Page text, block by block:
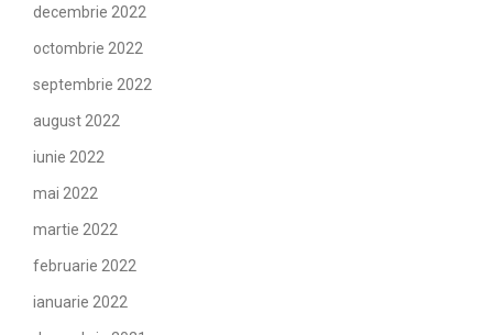
decembrie 2022
octombrie 2022
septembrie 2022
august 2022
iunie 2022
mai 2022
martie 2022
februarie 2022
ianuarie 2022